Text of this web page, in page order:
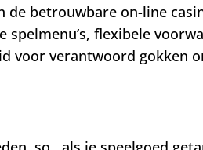
de betrouwbare on-line
spelmenu’s, flexibele
voor verantwoord gokken